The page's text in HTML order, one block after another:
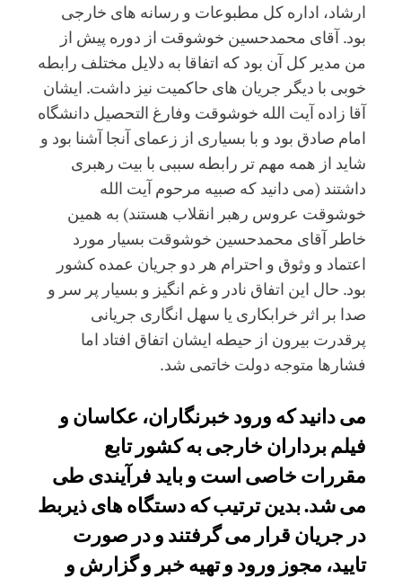
ارشاد، اداره کل مطبوعات و رسانه های خارجی
بود. آقای محمدحسین خوشوقت از دوره پیش از
من مدیر کل آن بود که اتفاقا به دلایل مختلف رابطه
خوبی با دیگر جریان های حاکمیت نیز داشت. ایشان
آقا زاده آیت الله خوشوقت وفارغ التحصیل دانشگاه
امام صادق بود و با بسیاری از زعمای آنجا آشنا بود و
شاید از همه مهم تر رابطه سببی با بیت رهبری
داشتند (می دانید که صبیه مرحوم آیت الله
خوشوقت عروس رهبر انقلاب هستند) به همین
خاطر آقای محمدحسین خوشوقت بسیار مورد
اعتماد و وثوق و احترام هر دو جریان عمده کشور
بود. حال این اتفاق نادر و غم انگیز و بسیار پر سر و
صدا بر اثر خرابکاری یا سهل انگاری جریانی
پرقدرت بیرون از حیطه ایشان اتفاق افتاد اما
فشارها متوجه دولت خاتمی شد.
می دانید که ورود خبرنگاران، عکاسان و
فیلم برداران خارجی به کشور تابع
مقررات خاصی است و باید فرآیندی طی
می شد. بدین ترتیب که دستگاه های ذیربط
در جریان قرار می گرفتند و در صورت
تایید، مجوز ورود و تهیه خبر و گزارش و